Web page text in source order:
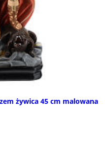
żywica 45 cm malowana